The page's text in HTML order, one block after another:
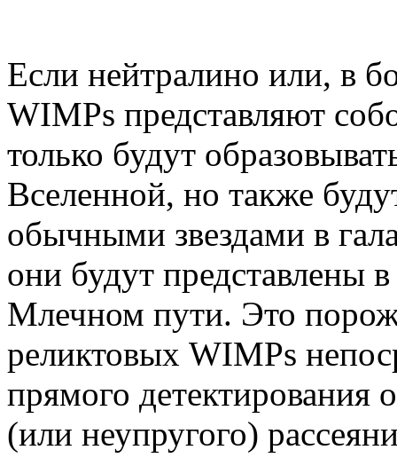
Если нейтралино или, в
WIMPs представляют
только будут
Вселенной, но также
обычными звездами в
они будут представлены
Млечном пути. Это
реликтовых WIMPs
прямого детектирования
(или неупругого)